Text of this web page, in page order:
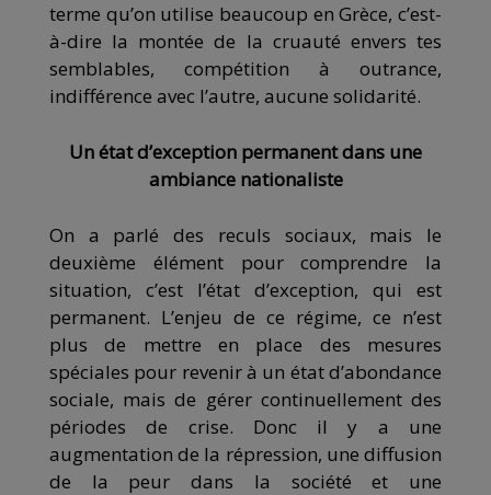
terme qu’on utilise beaucoup en Grèce, c’est-
à-dire la montée de la cruauté envers tes
semblables, compétition à outrance,
indifférence avec l’autre, aucune solidarité.
Un état d’exception permanent dans une
ambiance nationaliste
On a parlé des reculs sociaux, mais le
deuxième élément pour comprendre la
situation, c’est l’état d’exception, qui est
permanent. L’enjeu de ce régime, ce n’est
plus de mettre en place des mesures
spéciales pour revenir à un état d’abondance
sociale, mais de gérer continuellement des
périodes de crise. Donc il y a une
augmentation de la répression, une diffusion
de la peur dans la société et une